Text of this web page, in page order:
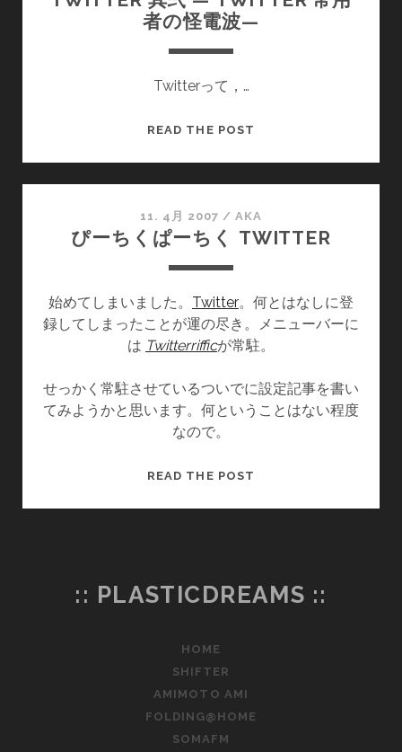
フ
用
中
ー
ル
者の怪電波—
Twitterって，…
READ THE POST
TWITTER
常
の
怪
電
—
11. 4月 2007 /AKA
ぴーちくぱーちく TWITTER
始めてしまいました。 Twitter。何とはなしに登
録してしまったことが運の尽き。メニューバーに
は Twitterrifficが常駐。
せっかく常駐させているついでに設定記事を書い
てみようかと思います。何ということはない程度
なので。
READ THE POST
ち
:: PLASTICDREAMS ::
HOME
SHIFTER
AMIMOTO AMI
FOLDING@HOME
SOMAFM